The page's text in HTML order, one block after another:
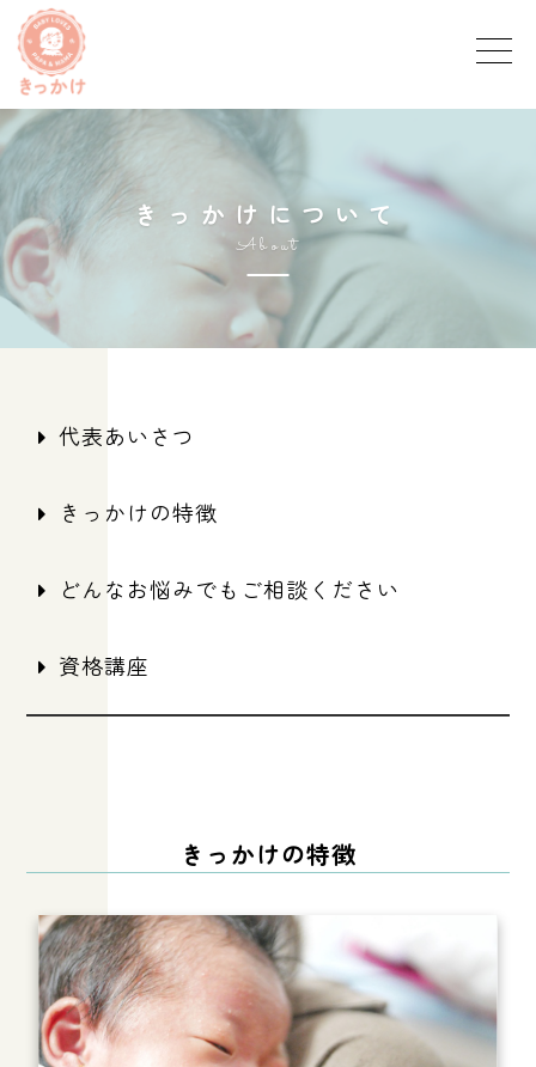
き っ か け につ い て
About
代表あいさつ
きっかけの特徴
どんなお悩みでもご相談ください
資格講座
きっかけの特徴